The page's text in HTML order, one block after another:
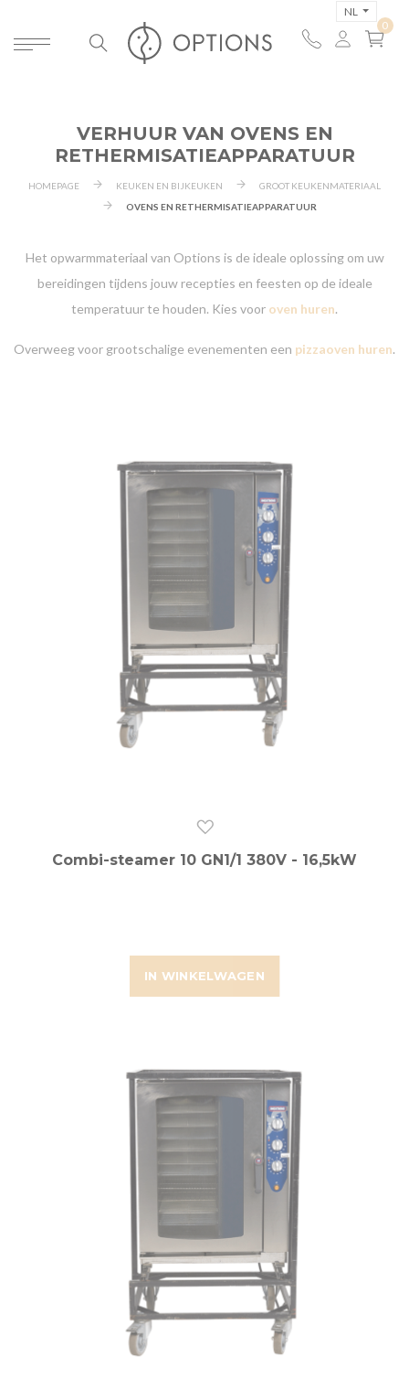
NL
VERHUUR VAN OVENS EN
RETHERMISATIEAPPARATUUR
HOMEPAGE KEUKEN EN BIJKEUKEN
GROOT KEUKENMATERIAAL
OVENS EN RETHERMISATIEAPPARATUUR
Het opwarmmateriaal van Options is de ideale oplossing om uw
bereidingen tijdens jouw recepties en feesten op de ideale
temperatuur te houden. Kies voor oven huren.
Overweeg voor grootschalige evenementen een pizzaoven huren.
IN WINKELWAGEN
Combi-steamer 10 GN1/1 380V - 16,5kW